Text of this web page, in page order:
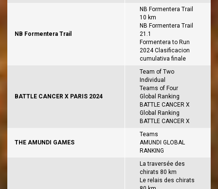
NB Formentera Trail
NB Formentera Trail
10 km
NB Formentera Trail
21.1
Formentera to Run
2024 Clasificacion
cumulativa finale
BATTLE CANCER X PARIS 2024
Team of Two
Individual
Teams of Four
Global Ranking
BATTLE CANCER X
Global Ranking
BATTLE CANCER X
THE AMUNDI GAMES
Teams
AMUNDI GLOBAL
RANKING
La traversée des
chirats 80 km
Le relais des chirats